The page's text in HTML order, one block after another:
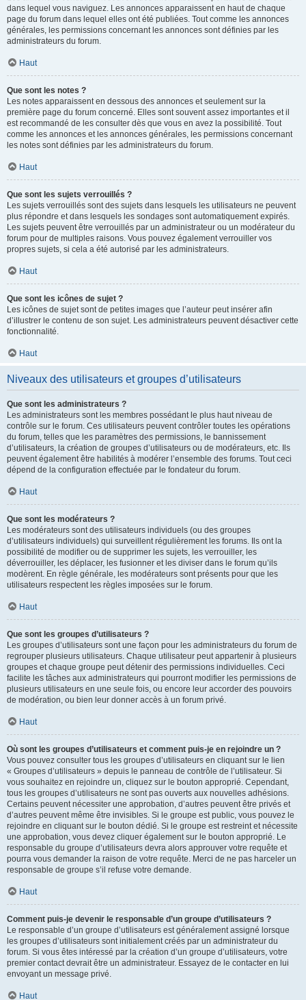
dans lequel vous naviguez. Les annonces apparaissent en haut de chaque
page du forum dans lequel elles ont été publiées. Tout comme les annonces
générales, les permissions concernant les annonces sont définies par les
administrateurs du forum.
Haut
Que sont les notes ?
Les notes apparaissent en dessous des annonces et seulement sur la
première page du forum concerné. Elles sont souvent assez importantes et il
est recommandé de les consulter dès que vous en avez la possibilité. Tout
comme les annonces et les annonces générales, les permissions concernant
les notes sont définies par les administrateurs du forum.
Haut
Que sont les sujets verrouillés ?
Les sujets verrouillés sont des sujets dans lesquels les utilisateurs ne peuvent
plus répondre et dans lesquels les sondages sont automatiquement expirés.
Les sujets peuvent être verrouillés par un administrateur ou un modérateur du
forum pour de multiples raisons. Vous pouvez également verrouiller vos
propres sujets, si cela a été autorisé par les administrateurs.
Haut
Que sont les icônes de sujet ?
Les icônes de sujet sont de petites images que l’auteur peut insérer afin
d’illustrer le contenu de son sujet. Les administrateurs peuvent désactiver cette
fonctionnalité.
Haut
Niveaux des utilisateurs et groupes d’utilisateurs
Que sont les administrateurs ?
Les administrateurs sont les membres possédant le plus haut niveau de
contrôle sur le forum. Ces utilisateurs peuvent contrôler toutes les opérations
du forum, telles que les paramètres des permissions, le bannissement
d’utilisateurs, la création de groupes d’utilisateurs ou de modérateurs, etc. Ils
peuvent également être habilités à modérer l’ensemble des forums. Tout ceci
dépend de la configuration effectuée par le fondateur du forum.
Haut
Que sont les modérateurs ?
Les modérateurs sont des utilisateurs individuels (ou des groupes
d’utilisateurs individuels) qui surveillent régulièrement les forums. Ils ont la
possibilité de modifier ou de supprimer les sujets, les verrouiller, les
déverrouiller, les déplacer, les fusionner et les diviser dans le forum qu’ils
modèrent. En règle générale, les modérateurs sont présents pour que les
utilisateurs respectent les règles imposées sur le forum.
Haut
Que sont les groupes d’utilisateurs ?
Les groupes d’utilisateurs sont une façon pour les administrateurs du forum de
regrouper plusieurs utilisateurs. Chaque utilisateur peut appartenir à plusieurs
groupes et chaque groupe peut détenir des permissions individuelles. Ceci
facilite les tâches aux administrateurs qui pourront modifier les permissions de
plusieurs utilisateurs en une seule fois, ou encore leur accorder des pouvoirs
de modération, ou bien leur donner accès à un forum privé.
Haut
Où sont les groupes d’utilisateurs et comment puis-je en rejoindre un ?
Vous pouvez consulter tous les groupes d’utilisateurs en cliquant sur le lien
« Groupes d’utilisateurs » depuis le panneau de contrôle de l’utilisateur. Si
vous souhaitez en rejoindre un, cliquez sur le bouton approprié. Cependant,
tous les groupes d’utilisateurs ne sont pas ouverts aux nouvelles adhésions.
Certains peuvent nécessiter une approbation, d’autres peuvent être privés et
d’autres peuvent même être invisibles. Si le groupe est public, vous pouvez le
rejoindre en cliquant sur le bouton dédié. Si le groupe est restreint et nécessite
une approbation, vous devez cliquer également sur le bouton approprié. Le
responsable du groupe d’utilisateurs devra alors approuver votre requête et
pourra vous demander la raison de votre requête. Merci de ne pas harceler un
responsable de groupe s’il refuse votre demande.
Haut
Comment puis-je devenir le responsable d’un groupe d’utilisateurs ?
Le responsable d’un groupe d’utilisateurs est généralement assigné lorsque
les groupes d’utilisateurs sont initialement créés par un administrateur du
forum. Si vous êtes intéressé par la création d’un groupe d’utilisateurs, votre
premier contact devrait être un administrateur. Essayez de le contacter en lui
envoyant un message privé.
Haut